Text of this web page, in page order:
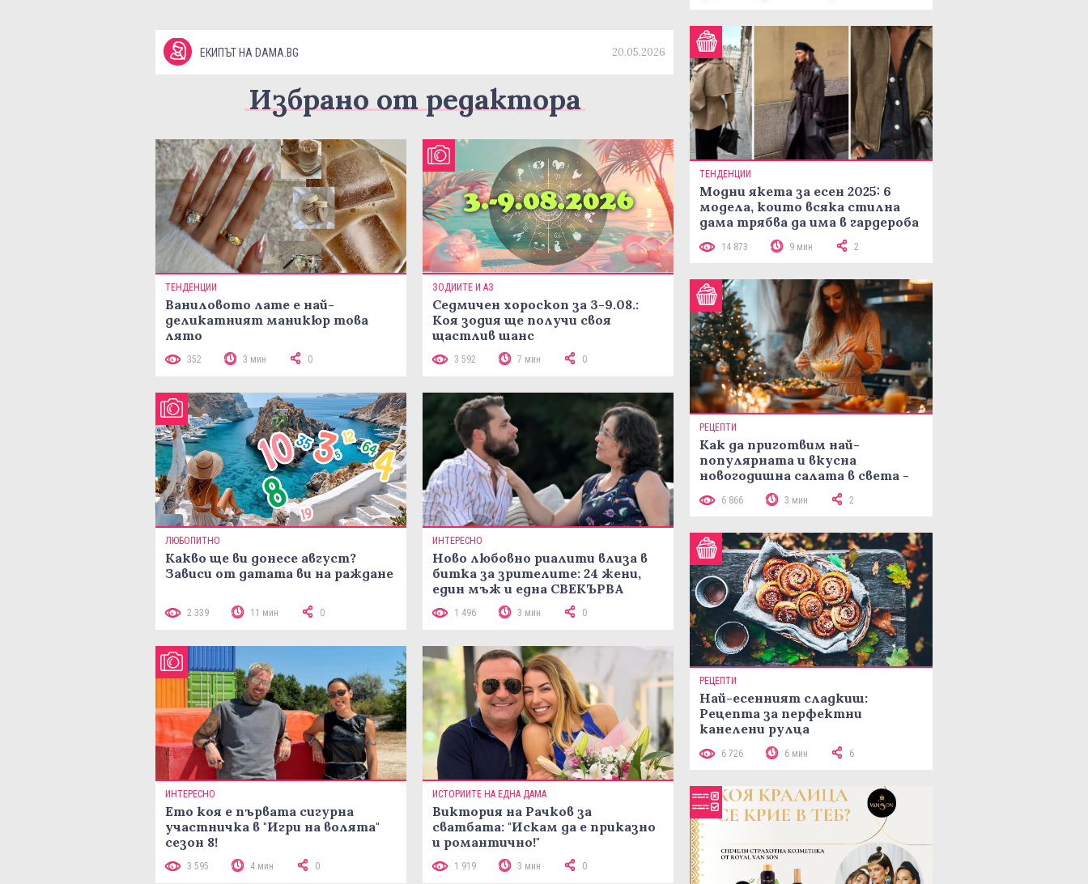
ЕКИПЪТ НА DAMA.BG 20.05.2026
Избрано от редактора
ТЕНДЕНЦИИ
Ваниловото лате е най-
деликатният маникюр това
лято
352 3 мин 0
ЗОДИИТЕ И АЗ
Седмичен хороскоп за 3-9.08.:
Коя зодия ще получи своя
щастлив шанс
3 592 7 мин 0
ЛЮБОПИТНО
Какво ще ви донесе август?
Зависи от датата ви на ражданe
2 339 11 мин 0
ИНТЕРЕСНО
Ново любовно риалити влиза в
битка за зрителите: 24 жени,
един мъж и една СВЕКЪРВА
1 496 3 мин 0
ИНТЕРЕСНО
Ето коя е първата сигурна
участничка в "Игри на волята"
сезон 8!
3 595 4 мин 0
ИСТОРИИТЕ НА ЕДНА ДАМА
Виктория на Рачков за
сватбата: "Искам да е приказно
и романтично!"
1 919 3 мин 0
ТЕНДЕНЦИИ
Модни якета за есен 2025: 6
модела, които всяка стилна
дама трябва да има в гардероба
14 873 9 мин 2
РЕЦЕПТИ
Как да приготвим най-
популярната и вкусна
новогодишна салата в света -
рецепта Мимоза
6 866 3 мин 2
РЕЦЕПТИ
Най-есенният сладкиш:
Рецепта за перфектни
канелени рулца
6 726 6 мин 6